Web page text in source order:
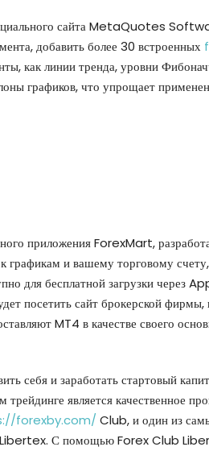
сайта MetaQuotes
добавить более 30 встроенных
как линии тренда, уровни
графиков, что упрощает
приложения ForexMart,
и вашему торговому
для бесплатной загрузки через
посетить сайт брокерской фирмы,
MT4 в качестве своего
себя и заработать стартовый
является качественное
forexby.com/ Club, и один из
Libertex. С помощью Forex Club